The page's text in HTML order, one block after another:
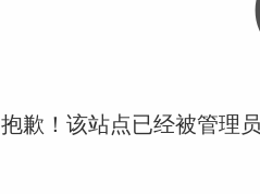
抱歉！该站点已经被管理